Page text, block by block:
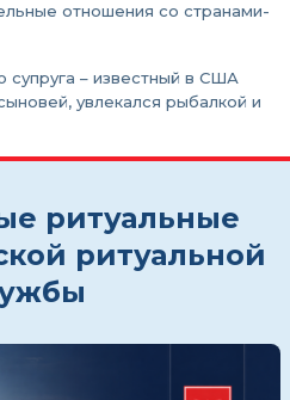
отношения со странами-
супруга – известный в США
увлекался рыбалкой и
ритуальные
ритуальной